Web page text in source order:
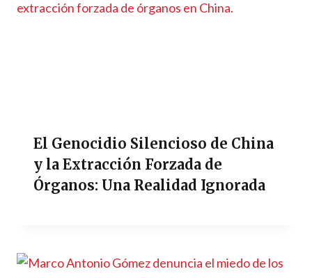
El Genocidio Silencioso de China
y la Extracción Forzada de
Órganos: Una Realidad Ignorada